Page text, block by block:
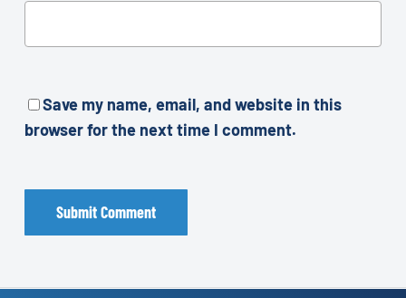
Save my name, email, and website in this
browser for the next time I comment.